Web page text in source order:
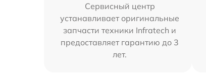
Сервисный центр
устанавливает оригинальные
запчасти техники Infratech и
предоставляет гарантию до 3
лет.